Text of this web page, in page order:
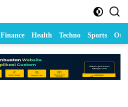
Finance Health Techno Sports